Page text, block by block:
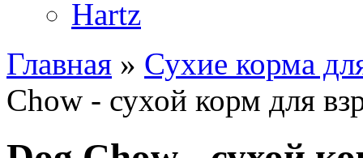
Hartz
Главная » Сухие корма
Chow - сухой корм для